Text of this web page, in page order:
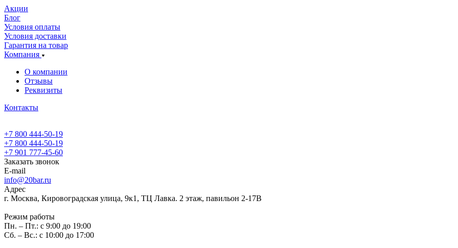
Акции
Блог
Условия оплаты
Условия доставки
Гарантия на товар
Компания
О компании
Отзывы
Реквизиты
Контакты
+7 800 444-50-19
+7 800 444-50-19
+7 901 777-45-60
Заказать звонок
E-mail
info@20bar.ru
Адрес
г. Москва, Кировоградская улица, 9к1, ТЦ Лавка. 2 этаж, павильон 2-17В
Режим работы
Пн. – Пт.: с 9:00 до 19:00
Сб. – Вс.: с 10:00 до 17:00